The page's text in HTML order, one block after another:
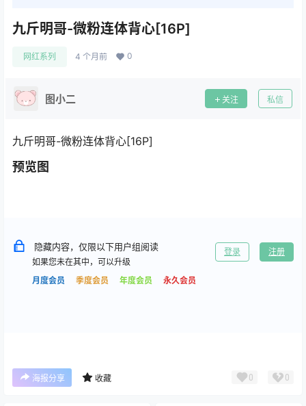
九斤明哥-微粉连体背心[16P]
网红系列 4 个月前 0
图小二 关注 私信
九斤明哥-微粉连体背心[16P]
预览图
隐藏内容，仅限以下用户组阅读
如果您未在其中，可以升级
月度会员
季度会员 年度会员 永久会员
登录 注册
海报分享 收藏 0 0